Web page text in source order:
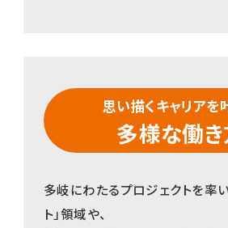
思い描くキャリアを
多様な働
多岐にわたるプロジェクトを率
ト」領域や、